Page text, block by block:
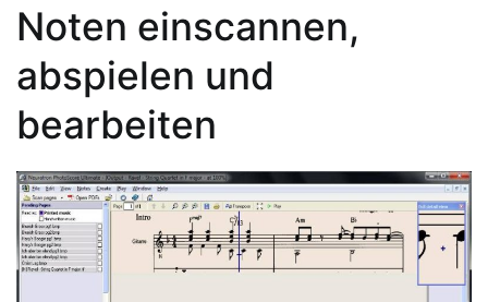
Noten einscannen,
abspielen und
bearbeiten